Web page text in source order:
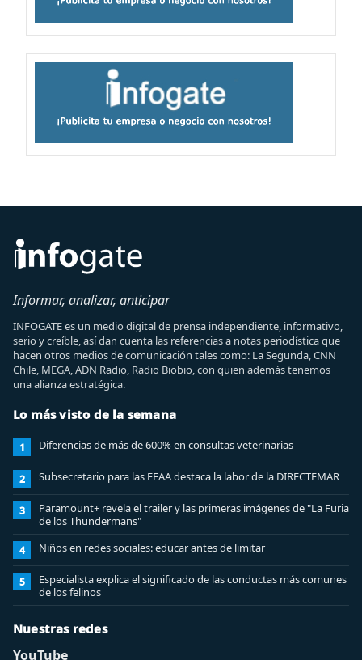
Informar, analizar, anticipar
INFOGATE es un medio digital de prensa independiente, informativo,
serio y creíble, así dan cuenta las referencias a notas periodística que
hacen otros medios de comunicación tales como: La Segunda, CNN
Chile, MEGA, ADN Radio, Radio Biobio, con quien además tenemos
una alianza estratégica.
Lo más visto de la semana
1 Diferencias de más de 600% en consultas veterinarias
2 Subsecretario para las FFAA destaca la labor de la DIRECTEMAR
3
Paramount+ revela el trailer y las primeras imágenes de "La Furia
de los Thundermans"
4 Niños en redes sociales: educar antes de limitar
5
Especialista explica el significado de las conductas más comunes
de los felinos
Nuestras redes
YouTube